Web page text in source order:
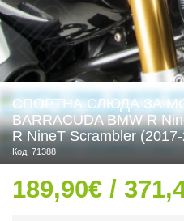
СПОРТНА СЛЮДА ЗА
BARRACUDA BMW R
R NineT Scrambler
Код: 71388
189,90€ /